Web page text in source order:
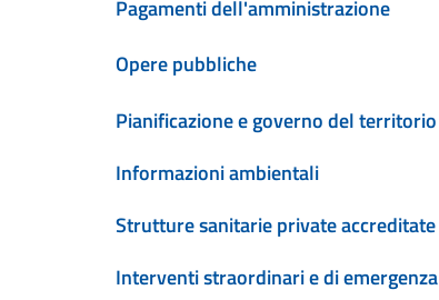
Pagamenti dell'amministrazione
Opere pubbliche
Pianificazione e governo del territorio
Informazioni ambientali
Strutture sanitarie private accreditate
Interventi straordinari e di emergenza